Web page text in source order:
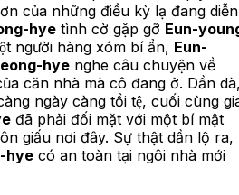
của những điều kỳ lạ đang diễn
hye tình cờ gặp gỡ Eun-
người hàng xóm bí ẩn, Eun-
hye nghe câu chuyện về
căn nhà mà cô đang ở. Dần
ngày càng tồi tệ, cuối cùng
đã phải đối mặt với một bí mật
giấu nơi đây. Sự thật dần lộ ra,
hye có an toàn tại ngôi nhà mới